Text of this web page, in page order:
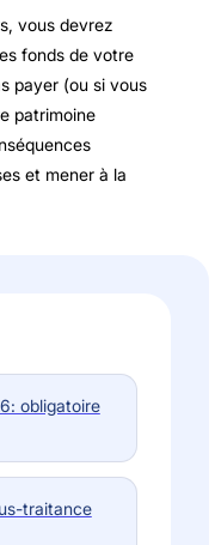
vous devrez
fonds de votre
payer (ou si vous
patrimoine
et mener à la
obligatoire
traitance